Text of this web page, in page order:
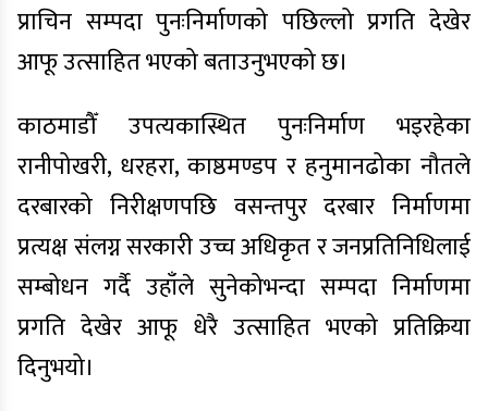
प्राचिन सम्पदा पुनःनिर्माणको पछिल्लो प्रगति देखेर
आफू उत्साहित भएको बताउनुभएको छ।
काठमाडौँ उपत्यकास्थित पुनःनिर्माण भइरहेका
रानीपोखरी, धरहरा, काष्ठमण्डप र हनुमानढोका नौतले
दरबारको निरीक्षणपछि वसन्तपुर दरबार निर्माणमा
प्रत्यक्ष संलग्न सरकारी उच्च अधिकृत र जनप्रतिनिधिलाई
सम्बोधन गर्दै उहाँले सुनेकोभन्दा सम्पदा निर्माणमा
प्रगति देखेर आफू धेरै उत्साहित भएको प्रतिक्रिया
दिनुभयो।